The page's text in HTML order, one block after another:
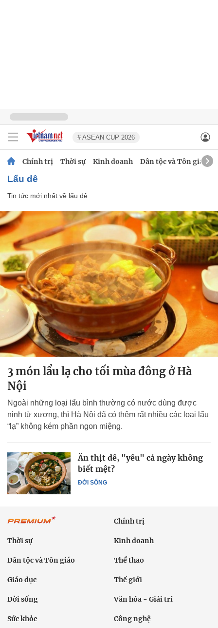
# ASEAN CUP 2026
Chính trị Thời sự Kinh doanh Dân tộc và Tôn giáo
lẩu dê
Tin tức mới nhất về lẩu dê
3 món lẩu lạ cho tối mùa đông ở Hà
Nội
Ngoài những loại lẩu bình thường có nước dùng được
ninh từ xương, thì Hà Nội đã có thêm rất nhiều các loại lẩu
“lạ” không kém phần ngon miệng.
ĐỜI SỐNG
Ăn thịt dê, "yêu" cả ngày không
biết mệt?
Chính trị
Thời sự Kinh doanh
Dân tộc và Tôn giáo Thể thao
Giáo dục Thế giới
Đời sống Văn hóa - Giải trí
Sức khỏe Công nghệ